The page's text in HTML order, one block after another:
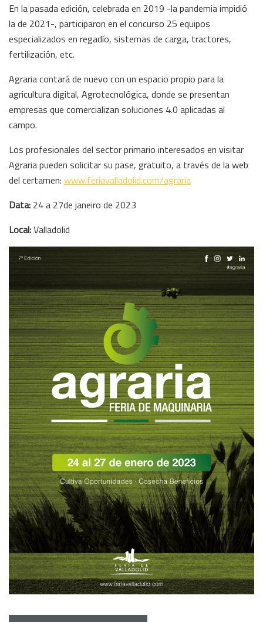
En la pasada edición, celebrada en 2019 -la pandemia impidió
la de 2021-, participaron en el concurso 25 equipos
especializados en regadío, sistemas de carga, tractores,
fertilización, etc.
Agraria contará de nuevo con un espacio propio para la
agricultura digital, Agrotecnológica, donde se presentan
empresas que comercializan soluciones 4.0 aplicadas al
campo.
Los profesionales del sector primario interesados en visitar
Agraria pueden solicitar su pase, gratuito, a través de la web
del certamen: www.feriavalladolid.com/agraria
Data: 24 a 27de janeiro de 2023
Local:Valladolid